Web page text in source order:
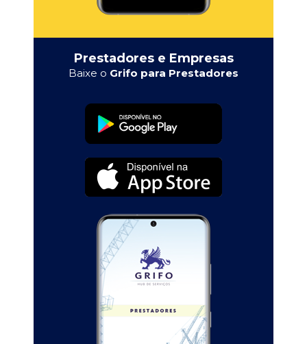
Prestadores e Empresas
Baixe o Grifo para Prestadores